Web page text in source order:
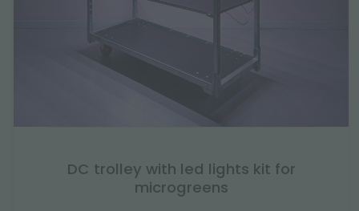
DC trolley with led lights kit for
microgreens